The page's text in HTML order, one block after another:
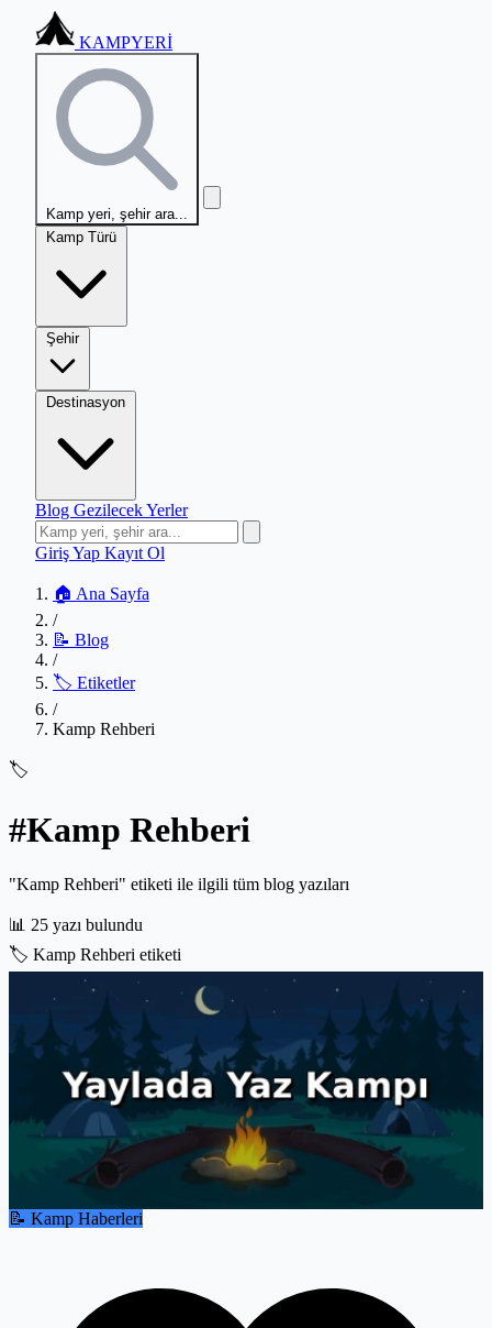
KAMPYERİ
Kamp yeri, şehir ara...
Kamp Türü
Şehir
Destinasyon
Blog Gezilecek Yerler
Giriş Yap Kayıt Ol
🏠 Ana Sayfa
/
📝 Blog
/
🏷️ Etiketler
/
Kamp Rehberi
🏷️
#Kamp Rehberi
"Kamp Rehberi" etiketi ile ilgili tüm blog yazıları
📊 25 yazı bulundu
🏷️ Kamp Rehberi etiketi
📝 Kamp Haberleri